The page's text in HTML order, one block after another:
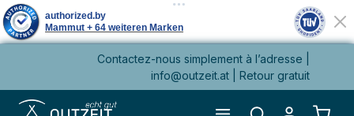
Contactez-nous simplement à l’adresse |
info@outzeit.at
| Retour gratuit
Le